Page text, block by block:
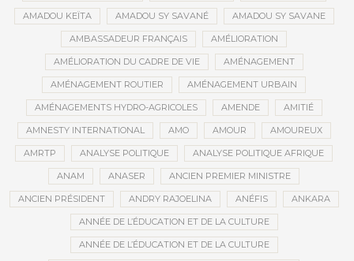
AMADOU KEÏTA AMADOU SY SAVANÉ AMADOU SY SAVANE
AMBASSADEUR FRANÇAIS AMÉLIORATION
AMÉLIORATION DU CADRE DE VIE AMÉNAGEMENT
AMÉNAGEMENT ROUTIER AMÉNAGEMENT URBAIN
AMÉNAGEMENTS HYDRO-AGRICOLES AMENDE AMITIÉ
AMNESTY INTERNATIONAL AMO AMOUR AMOUREUX
AMRTP ANALYSE POLITIQUE ANALYSE POLITIQUE AFRIQUE
ANAM ANASER ANCIEN PREMIER MINISTRE
ANCIEN PRÉSIDENT ANDRY RAJOELINA ANÉFIS ANKARA
ANNÉE DE L’ÉDUCATION ET DE LA CULTURE
ANNÉE DE L’ÉDUCATION ET DE LA CULTURE